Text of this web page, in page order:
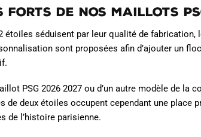
forts de nos maillots
étoiles séduisent par leur qualité de
sont proposées afin d’ajouter un
PSG 2026 2027 ou d’un autre modèle de
de deux étoiles occupent cependant une place
de l’histoire parisienne.